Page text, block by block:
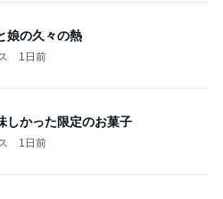
娘の久々の熱
1日前
しかった限定のお菓子
1日前